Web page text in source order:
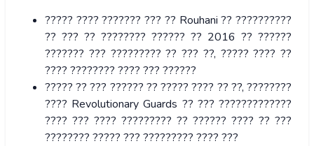
????? ???? ??????? ??? ?? Rouhani ?? ??????????
?? ??? ?? ???????? ?????? ?? 2016 ?? ??????
??????? ??? ????????? ?? ??? ??, ????? ???? ??
???? ???????? ???? ??? ??????
????? ?? ??? ?????? ?? ????? ???? ?? ??, ????????
???? Revolutionary Guards ?? ??? ?????????????
???? ??? ???? ????????? ?? ?????? ???? ?? ???
???????? ????? ??? ????????? ???? ???